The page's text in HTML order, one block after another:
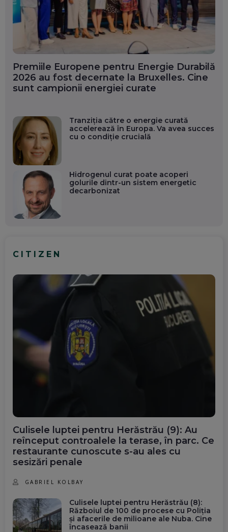
Premiile Europene pentru Energie Durabilă
2026 au fost decernate la Bruxelles. Cine
sunt campionii energiei curate
Tranziția către o energie curată
accelerează în Europa. Va avea succes
cu o condiție crucială
Hidrogenul curat poate acoperi
golurile dintr-un sistem energetic
decarbonizat
CITIZEN
Culisele luptei pentru Herăstrău (9): Au
reînceput controalele la terase, în parc. Ce
restaurante cunoscute s-au ales cu
sesizări penale
GABRIEL KOLBAY
Culisele luptei pentru Herăstrău (8):
Războiul de 100 de procese cu Poliția
și afacerile de milioane ale Nuba. Cine
încasează banii